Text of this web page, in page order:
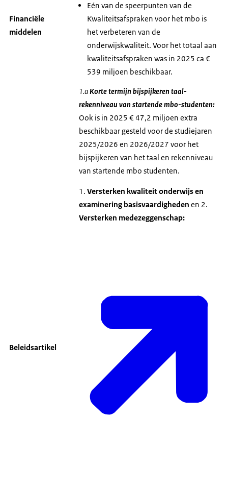
Financiële
middelen
Eén van de speerpunten van de
Kwaliteitsafspraken voor het mbo is
het verbeteren van de
onderwijskwaliteit. Voor het totaal aan
kwaliteitsafspraken was in 2025 ca €
539 miljoen beschikbaar.
1.aKorte termijn bijspijkeren taal-
rekenniveau van startende mbo-studenten:
Ook is in 2025 € 47,2 miljoen extra
beschikbaar gesteld voor de studiejaren
2025/2026 en 2026/2027 voor het
bijspijkeren van het taal en rekenniveau
van startende mbo studenten.
Beleidsartikel
1. Versterken kwaliteit onderwijs en
examinering basisvaardigheden en 2.
Versterken medezeggenschap: